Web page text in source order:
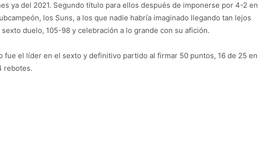
ya del 2021. Segundo título para ellos después de imponerse por 4-2 en
los Suns, a los que nadie habría imaginado llegando tan lejos
sexto duelo, 105-98 y celebración a lo grande con su afición.
fue el líder en el sexto y definitivo partido al firmar 50 puntos, 16 de 25 en
rebotes.